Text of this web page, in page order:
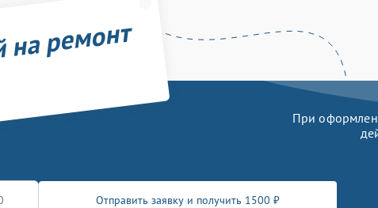
ремонт
При
Отправить заявку и получить 1500 ₽